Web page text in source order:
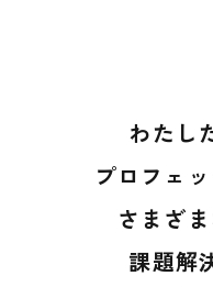
わたし
プロフェ
さまざ
課題解